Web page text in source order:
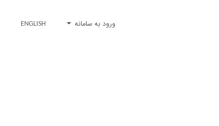
ورود به سامانه ENGLISH